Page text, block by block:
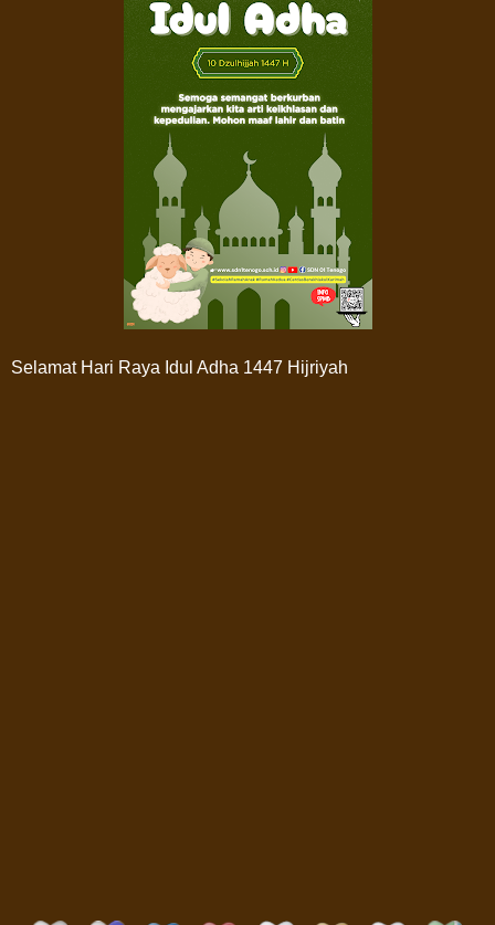
Selamat Hari Raya Idul Adha 1447 Hijriyah